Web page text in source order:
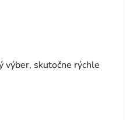
hviezdičiek.
výber, skutočne rýchle